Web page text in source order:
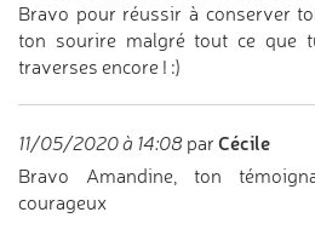
Bravo pour réussir à conserver
ton sourire malgré tout ce que
traverses encore ! :)
11/05/2020 à 14:08 par Cécile
Bravo Amandine, ton
courageux